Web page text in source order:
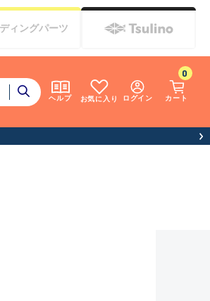
ヘルプ お気に入り ログイン カート
0
ィングパーツ